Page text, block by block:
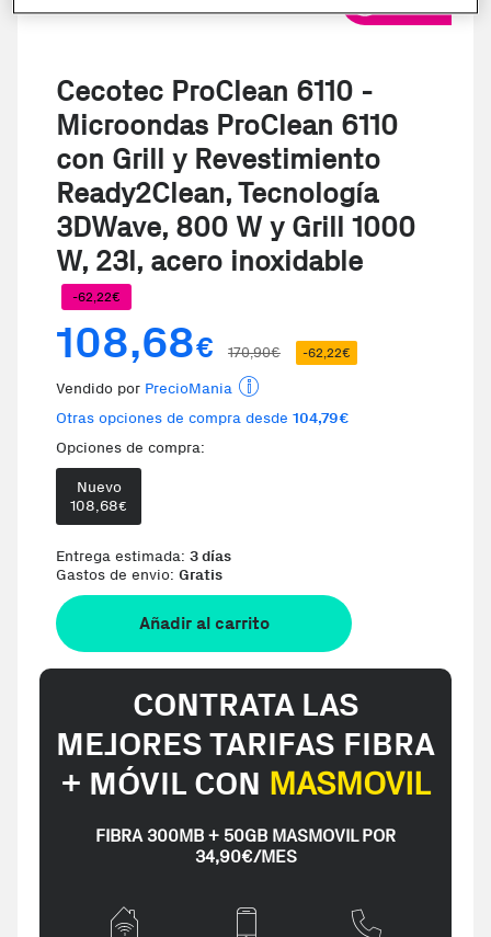
Cecotec ProClean 6110 -
Microondas ProClean 6110
con Grill y Revestimiento
Ready2Clean, Tecnología
3DWave, 800 W y Grill 1000
W, 23l, acero inoxidable
-62,22€
108,68€ 170,90€ -62,22€
Vendido por PrecioMania
Otras opciones de compra desde 104,79€
Opciones de compra:
Nuevo
108,68€
Entrega estimada: 3 días
Gastos de envio: Gratis
Añadir al carrito
CONTRATA LAS
MEJORES TARIFAS FIBRA
+ MÓVIL CON MASMOVIL
FIBRA 300MB + 50GB MASMOVIL POR
34,90€/MES